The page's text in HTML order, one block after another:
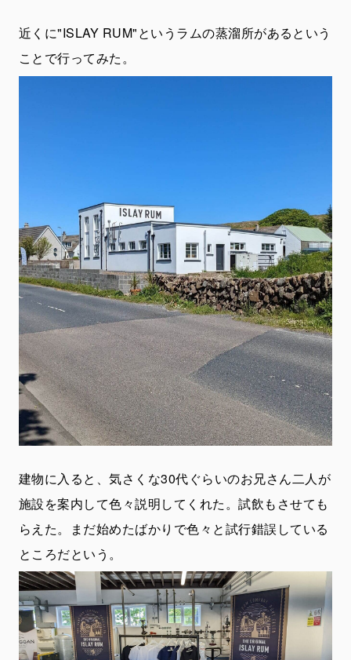
近くに"ISLAY RUM"というラムの蒸溜所があるという
ことで行ってみた。
建物に入ると、気さくな30代ぐらいのお兄さん二人が
施設を案内して色々説明してくれた。試飲もさせても
らえた。まだ始めたばかりで色々と試行錯誤している
ところだという。